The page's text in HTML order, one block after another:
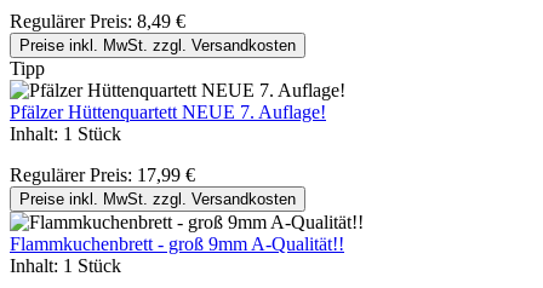
Regulärer Preis: 8,49 €
Preise inkl. MwSt. zzgl. Versandkosten
Tipp
Pfälzer Hüttenquartett NEUE 7. Auflage!
Inhalt: 1 Stück
Regulärer Preis: 17,99 €
Preise inkl. MwSt. zzgl. Versandkosten
Flammkuchenbrett - groß 9mm A-Qualität!!
Inhalt: 1 Stück